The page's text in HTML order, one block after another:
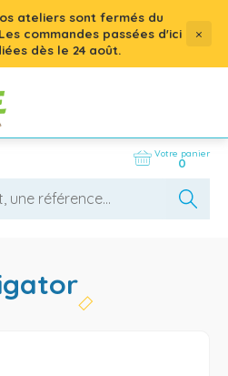
ateliers sont fermés du
commandes passées d'ici
dès le 24 août.
×
Votre panier
0